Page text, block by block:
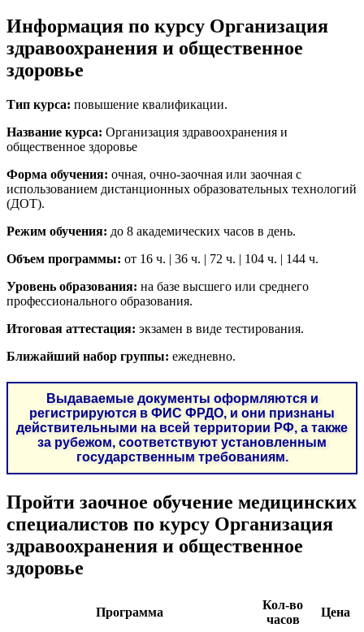
Информация по курсу Организация
здравоохранения и общественное
здоровье
Тип курса: повышение квалификации.
Название курса: Организация здравоохранения и
общественное здоровье
Форма обучения: очная, очно-заочная или заочная с
использованием дистанционных образовательных технологий
(ДОТ).
Режим обучения: до 8 академических часов в день.
Объем программы: от 16 ч. | 36 ч. | 72 ч. | 104 ч. | 144 ч.
Уровень образования: на базе высшего или среднего
профессионального образования.
Итоговая аттестация: экзамен в виде тестирования.
Ближайший набор группы: ежедневно.
Выдаваемые документы оформляются и
регистрируются в ФИС ФРДО, и они признаны
действительными на всей территории РФ, а также
за рубежом, соответствуют установленным
государственным требованиям.
Пройти заочное обучение медицинских
специалистов по курсу Организация
здравоохранения и общественное
здоровье
Программа
Кол-во
часов
Цена